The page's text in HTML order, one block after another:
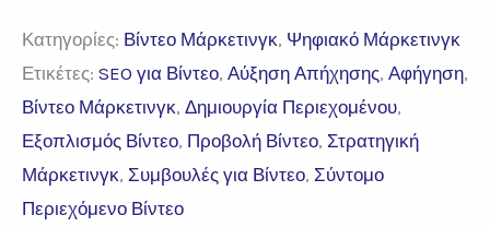
Κατηγορίες: Βίντεο Μάρκετινγκ, Ψηφιακό Μάρκετινγκ
Ετικέτες: SEO για Βίντεο, Αύξηση Απήχησης, Αφήγηση
Βίντεο Μάρκετινγκ, Δημιουργία Περιεχομένου
Εξοπλισμός Βίντεο, Προβολή Βίντεο, Στρατηγική
Μάρκετινγκ, Συμβουλές για Βίντεο, Σύντομο
Περιεχόμενο Βίντεο